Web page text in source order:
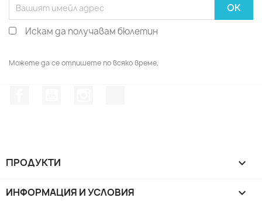
Искам да получавам бюлетин
Можете да се отпишете по всяко време.
ПРОДУКТИ 
ИНФОРМАЦИЯ И УСЛОВИЯ 